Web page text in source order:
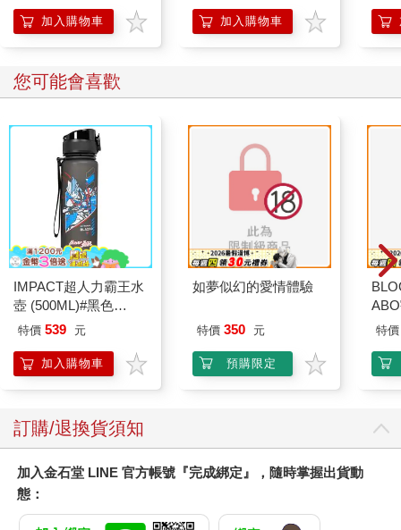
加入購物車 加入購物車
您可能會喜歡
IMPACT超人力霸王水
壺 (500ML)#黑色
IMUTB01BK
特價 539 元
加入購物車
如夢似幻的愛情體驗
特價 350 元
預購限定
特價
訂購/退換貨須知
加入金石堂 LINE 官方帳號『完成綁定』，隨時掌握出貨動
態：